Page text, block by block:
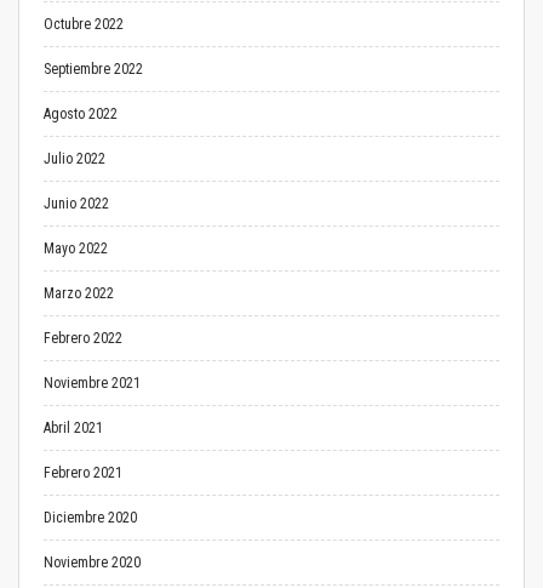
Octubre 2022
Septiembre 2022
Agosto 2022
Julio 2022
Junio 2022
Mayo 2022
Marzo 2022
Febrero 2022
Noviembre 2021
Abril 2021
Febrero 2021
Diciembre 2020
Noviembre 2020